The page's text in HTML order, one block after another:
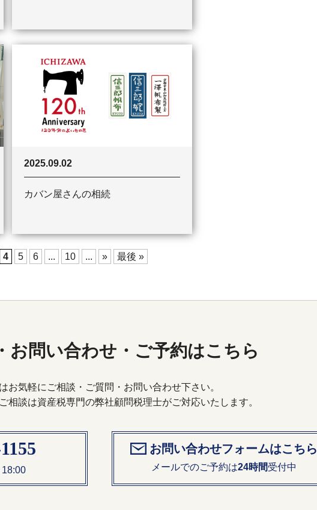
2025.09.02
カバン屋さんの相続
4 5 6 ... 10 ... » 最後 »
お問い合わせ・ご予約はこちら
お気軽にご相談・ご質問・お問い合わせ下さい。
相談は資産税専門の弊社顧問税理士がご対応いたします。
18:00
お問い合わせフォームはこちら
メールでのご予約は24時間受付中